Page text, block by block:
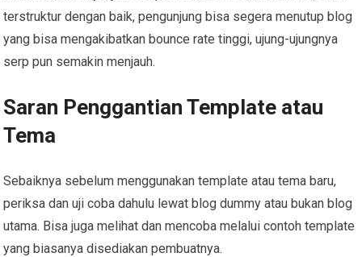
terstruktur dengan baik, pengunjung bisa segera menutup blog
yang bisa mengakibatkan bounce rate tinggi, ujung-ujungnya
serp pun semakin menjauh.
Saran Penggantian Template atau
Tema
Sebaiknya sebelum menggunakan template atau tema baru,
periksa dan uji coba dahulu lewat blog dummy atau bukan blog
utama. Bisa juga melihat dan mencoba melalui contoh template
yang biasanya disediakan pembuatnya.